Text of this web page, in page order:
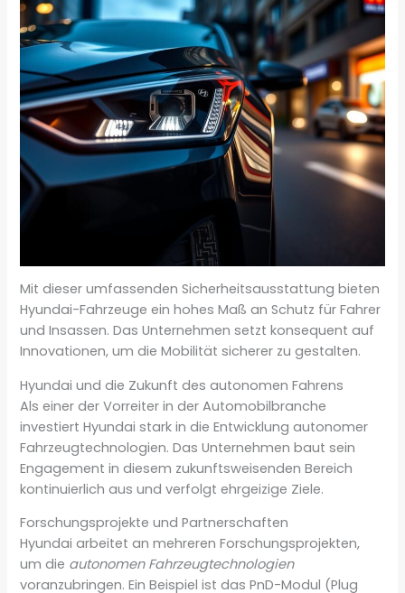
Mit dieser umfassenden Sicherheitsausstattung bieten
Hyundai-Fahrzeuge ein hohes Maß an Schutz für Fahrer
und Insassen. Das Unternehmen setzt konsequent auf
Innovationen, um die Mobilität sicherer zu gestalten.
Hyundai und die Zukunft des autonomen Fahrens
Als einer der Vorreiter in der Automobilbranche
investiert Hyundai stark in die Entwicklung autonomer
Fahrzeugtechnologien. Das Unternehmen baut sein
Engagement in diesem zukunftsweisenden Bereich
kontinuierlich aus und verfolgt ehrgeizige Ziele.
Forschungsprojekte und Partnerschaften
Hyundai arbeitet an mehreren Forschungsprojekten,
um die autonomen Fahrzeugtechnologien
voranzubringen. Ein Beispiel ist das PnD-Modul (Plug